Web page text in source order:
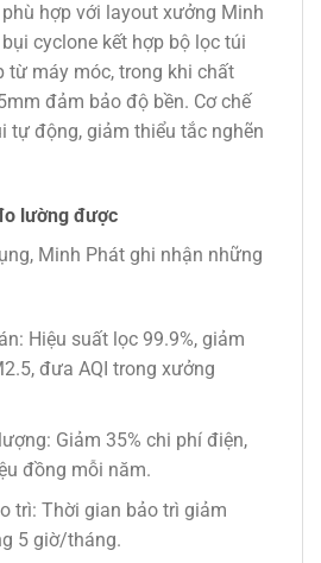
hợp với layout xưởng Minh
cyclone kết hợp bộ lọc túi
từ máy móc, trong khi chất
đảm bảo độ bền. Cơ chế
tự động, giảm thiểu tắc nghẽn
lường được
Minh Phát ghi nhận những
: Hiệu suất lọc 99.9%, giảm
đưa AQI trong xưởng
: Giảm 35% chi phí điện,
đồng mỗi năm.
trì: Thời gian bảo trì giảm
5 giờ/tháng.